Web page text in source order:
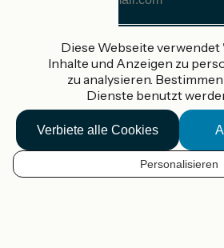
DE
Adresse
Gefördert im Rahmen von
Accueil Vélo Pro
Kontakt
Rechtliche Informationen
Diese Webseite verwendet
Inhalte und Anzeigen zu
zu analysieren.
Dienste benutzt
Verbiete alle Cookies
Personalisieren